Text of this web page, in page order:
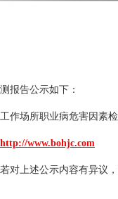
报告公示如下：
工作场所职业病危害因素
http://www.bohjc.com
对上述公示内容有异议